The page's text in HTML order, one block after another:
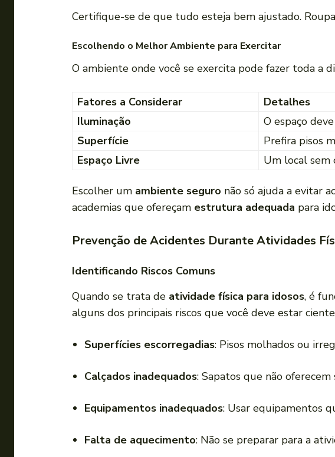
Certifique-se de que tudo esteja bem ajustado.
Escolhendo o Melhor Ambiente para Exercitar
O ambiente onde você se exercita pode fazer toda a
Fatores a Considerar
Detalhes
Iluminação
O espaço
Superfície
Prefira pisos
Espaço Livre
Um local sem
Escolher um ambiente seguro não só ajuda a evitar
academias que ofereçam estrutura adequada para
Prevenção de Acidentes Durante Atividades
Identificando Riscos Comuns
Quando se trata de atividade física para idosos, é
alguns dos principais riscos que você deve estar
Superfícies escorregadias: Pisos molhados ou
Calçados inadequados: Sapatos que não
Equipamentos inadequados: Usar equipamentos
Falta de aquecimento: Não se preparar para a